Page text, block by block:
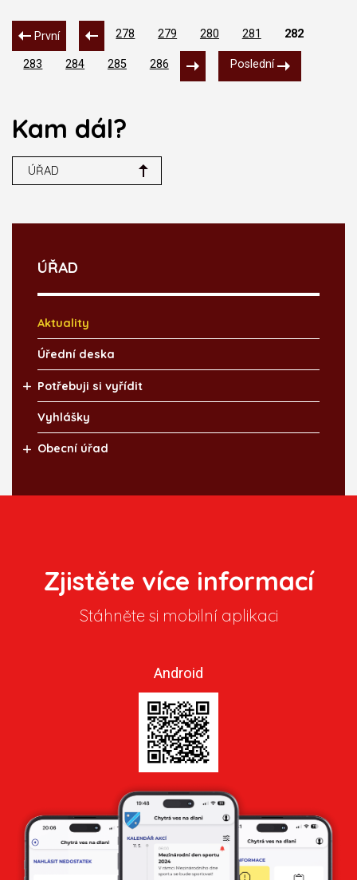
První 278 279 280 281 282
283 284 285 286 Poslední
Kam dál?
ÚŘAD
ÚŘAD
Aktuality
Úřední deska
Potřebuji si vyřídit
Vyhlášky
Obecní úřad
Zjistěte více informací
Stáhněte si mobilní aplikaci
Android